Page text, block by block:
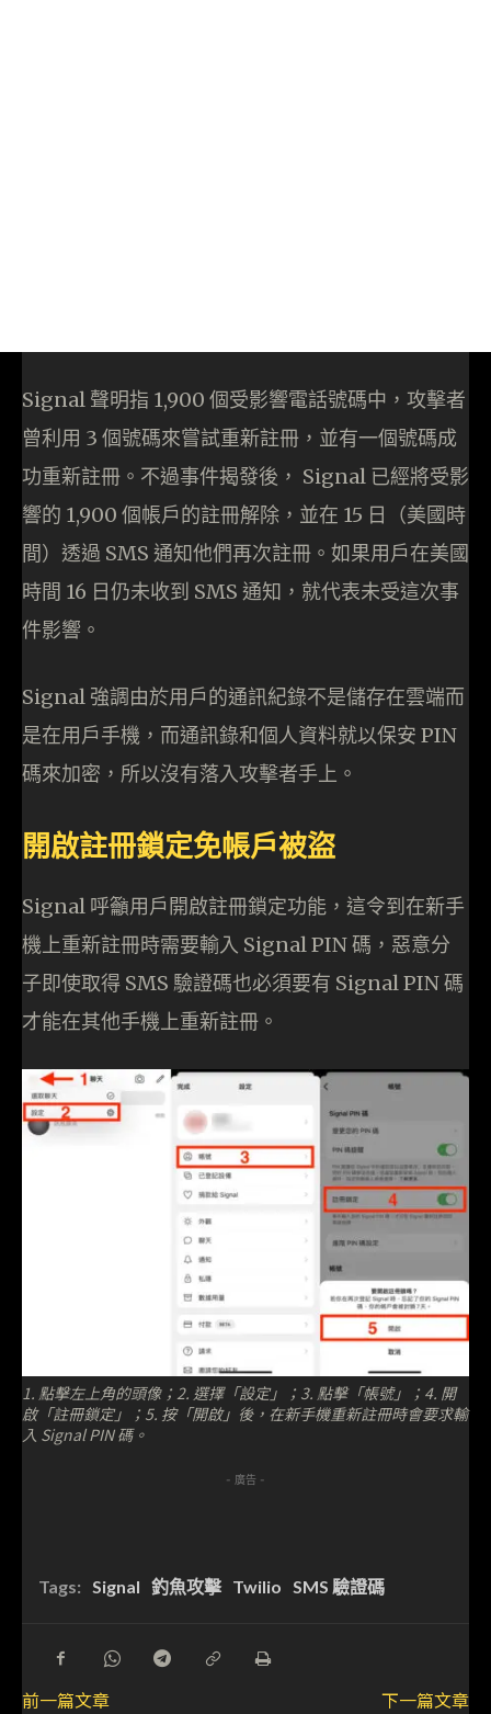
Signal 聲明指 1,900 個受影響電話號碼中，攻擊者
曾利用 3 個號碼來嘗試重新註冊，並有一個號碼成
功重新註冊。不過事件揭發後， Signal 已經將受影
響的 1,900 個帳戶的註冊解除，並在 15 日（美國時
間）透過 SMS 通知他們再次註冊。如果用戶在美國
時間 16 日仍未收到 SMS 通知，就代表未受這次事
件影響。
Signal 強調由於用戶的通訊紀錄不是儲存在雲端而
是在用戶手機，而通訊錄和個人資料就以保安 PIN
碼來加密，所以沒有落入攻擊者手上。
開啟註冊鎖定免帳戶被盜
Signal 呼籲用戶開啟註冊鎖定功能，這令到在新手
機上重新註冊時需要輸入 Signal PIN 碼，惡意分
子即使取得 SMS 驗證碼也必須要有 Signal PIN 碼
才能在其他手機上重新註冊。
1. 點擊左上角的頭像；2. 選擇「設定」；3. 點擊「帳號」；4. 開
啟「註冊鎖定」；5. 按「開啟」後，在新手機重新註冊時會要求輸
入 Signal PIN 碼。
- 廣告 -
Tags: Signal 釣魚攻擊 Twilio SMS 驗證碼
前一篇文章
下一篇文章